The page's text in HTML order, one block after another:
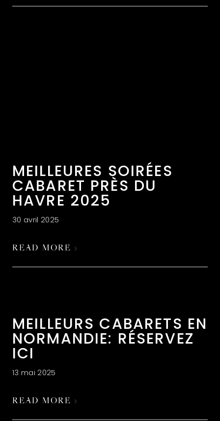
MEILLEURES SOIRÉES
CABARET PRÈS DU
HAVRE 2025
30 avril 2025
READ MORE ›
MEILLEURS CABARETS EN
NORMANDIE: RÉSERVEZ
ICI
13 mai 2025
READ MORE ›